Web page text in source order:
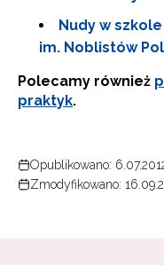
Nudy w
im. Noblistów
Polecamy również
praktyk.
Opublikowano:
Zmodyfikowano:
Zapisz się i bądź
informacjami